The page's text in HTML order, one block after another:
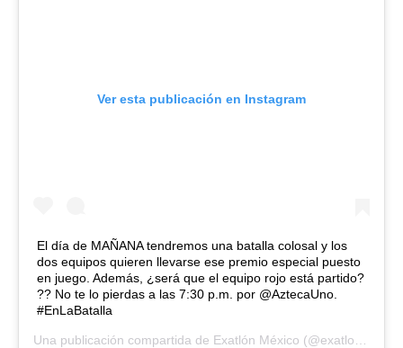
Ver esta publicación en Instagram
El día de MAÑANA tendremos una batalla colosal y los
dos equipos quieren llevarse ese premio especial puesto
en juego. Además, ¿será que el equipo rojo está partido?
?? No te lo pierdas a las 7:30 p.m. por @AztecaUno.
#EnLaBatalla
Una publicación compartida de Exatlón México (@exatlonmx) el